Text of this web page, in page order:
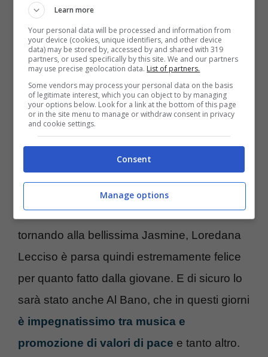
sua figlia in occasione della puntata di
debutto a “Ballando con le Stelle” Georgia.
Per fortuna lì non succede come in Italia,
dove infervorano le polemiche ad ogni
puntata.Cosa che ha spinto Teo
Mammucari a prendersi gioco della giuria
. Ed ora c’è chi auspica
membri possano cambiare a partire
dall’edizione del prossimo anno
tornando alla bellissima Jasmine, Loredana
Lecciso è parsa quindi estremamente felice
per quanto fatto dalla giovane. E di sicuro lo
sarà stato anche Al Bano, che in questi giorni
è impegnatissimo tra musica e
promozione di valori di pace e tanto altro.
Learn more
Your personal data will be processed and information from
your device (cookies, unique identifiers, and other device
data) may be stored by, accessed by and shared with 319
partners, or used specifically by this site. We and our partners
may use precise geolocation data. List of partners.
Some vendors may process your personal data on the basis
of legitimate interest, which you can object to by managing
your options below. Look for a link at the bottom of this page
or in the site menu to manage or withdraw consent in privacy
and cookie settings.
Consent
Manage options